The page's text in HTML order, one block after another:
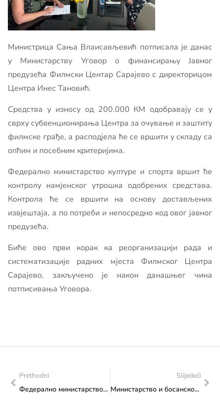
Министрица Сања Влаисављевић потписала је данас
у Министарству Уговор о финансирању Јавног
предузећа Филмски Центар Сарајево с директорицом
Центра Инес Тановић.
Средства у износу од 200.000 КМ одобравају се у
сврху субвенционирања Центра за очување и заштиту
филмске грађе, а расподјела ће се вршити у складу са
опћим и посебним критеријима.
Федерално министарство културе и спорта вршит ће
контролу намјенског утрошка одобрених средстава.
Контрола ће се вршити на основу достављених
извјештаја, а по потреби и непосредно код овог јавног
предузећа.
Биће ово први корак ка реорганизацији рада и
систематизације радних мјеста Филмског Центра
Сарајево, закључено је након данашњег чина
потписивања Уговора.
Prethodni
Федерално министарство културе и спорта: Министрица Сања Влаисављевић потписала уговоре о финансирању сa корисницима интервентних средстава
Slijedeći
Министарство и босанскохерцеговачки спортисти заједно обиљежавају почетак Европске седмице спорта